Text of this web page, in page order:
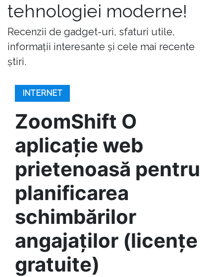
tehnologiei moderne!
Recenzii de gadget-uri, sfaturi utile,
informații interesante și cele mai recente
știri.
INTERNET
ZoomShift O
aplicație web
prietenoasă pentru
planificarea
schimbărilor
angajaților (licențe
gratuite)